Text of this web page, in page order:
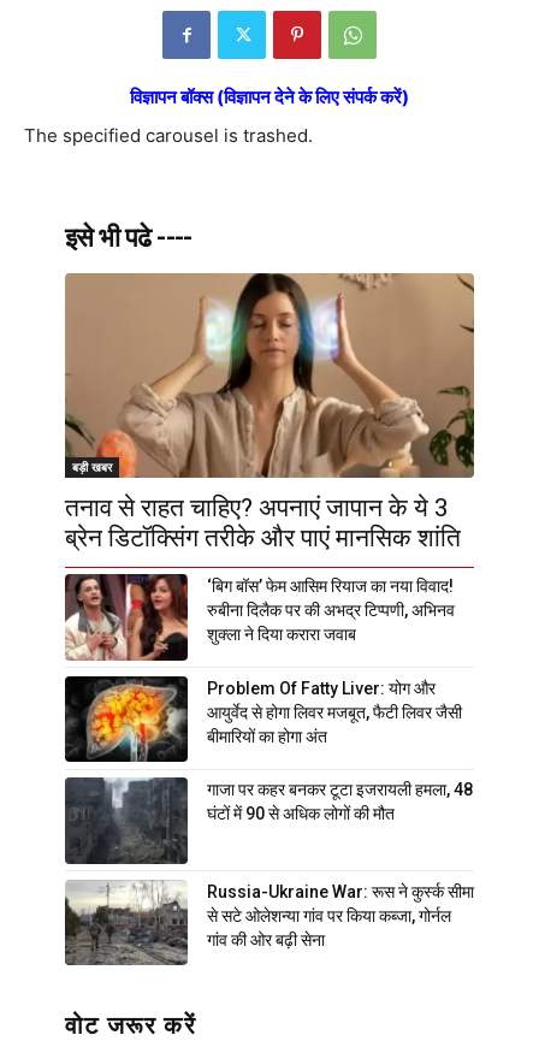
विज्ञापन बॉक्स (विज्ञापन देने के लिए संपर्क करें)
The specified carousel is trashed.
इसे भी पढे ----
बड़ी खबर
तनाव से राहत चाहिए? अपनाएं जापान के ये 3
ब्रेन डिटॉक्सिंग तरीके और पाएं मानसिक शांति
‘बिग बॉस’ फेम आसिम रियाज का नया विवाद!
रुबीना दिलैक पर की अभद्र टिप्पणी, अभिनव
शुक्ला ने दिया करारा जवाब
Problem Of Fatty Liver: योग और
आयुर्वेद से होगा लिवर मजबूत, फैटी लिवर जैसी
बीमारियों का होगा अंत
गाजा पर कहर बनकर टूटा इजरायली हमला, 48
घंटों में 90 से अधिक लोगों की मौत
Russia-Ukraine War: रूस ने कुर्स्क सीमा
से सटे ओलेशन्या गांव पर किया कब्जा, गोर्नल
गांव की ओर बढ़ी सेना
वोट जरूर करें